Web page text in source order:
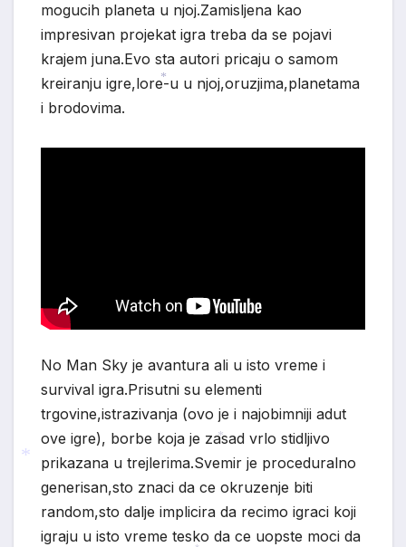
mogucih planeta u njoj.Zamisljena kao
impresivan projekat igra treba da se pojavi
krajem juna.Evo sta autori pricaju o samom
kreiranju igre,lore-u u njoj,oruzjima,planetama
i brodovima.
No Man Sky je avantura ali u isto vreme i
survival igra.Prisutni su elementi
trgovine,istrazivanja (ovo je i najobimniji adut
ove igre), borbe koja je zasad vrlo stidljivo
prikazana u trejlerima.Svemir je proceduralno
generisan,sto znaci da ce okruzenje biti
random,sto dalje implicira da recimo igraci koji
igraju u isto vreme tesko da ce uopste moci da
*